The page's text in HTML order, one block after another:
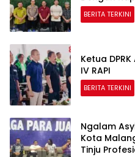
BERITA TERKINI
Ketua
IV RAPI
BERITA TERKINI
Ngalam
Kota
Tinju